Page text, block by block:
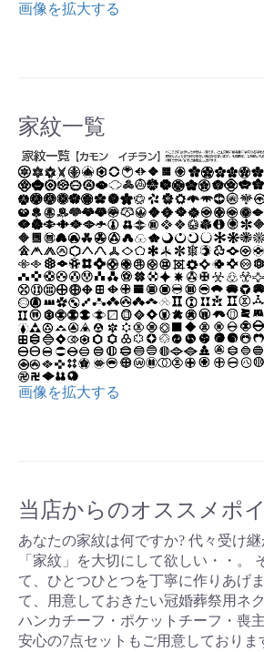
画像を拡大する
家紋一覧
画像を拡大する
当店からのオススメポ
あなたの家紋は何ですか? 代々受け
「家紋」を大切にして欲しい・・。
て、ひとつひとつを丁寧に作りあげ
て、用意しておきたい冠婚葬祭用ネ
ハンカチーフ・ポケットチーフ・喪
安心の7点セットもご用意しておりま